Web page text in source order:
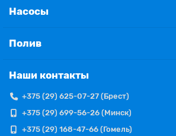
Насосы
Полив
Наши контакты
+375 (29) 625-07-27 (Брест)
+375 (29) 699-56-26 (Минск)
+375 (29) 168-47-66 (Гомель)